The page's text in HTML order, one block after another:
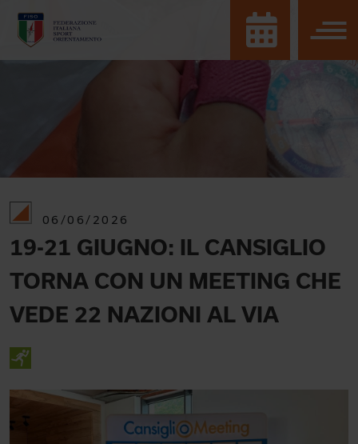
06/06/2026
19-21 GIUGNO: IL CANSIGLIO
TORNA CON UN MEETING CHE
VEDE 22 NAZIONI AL VIA